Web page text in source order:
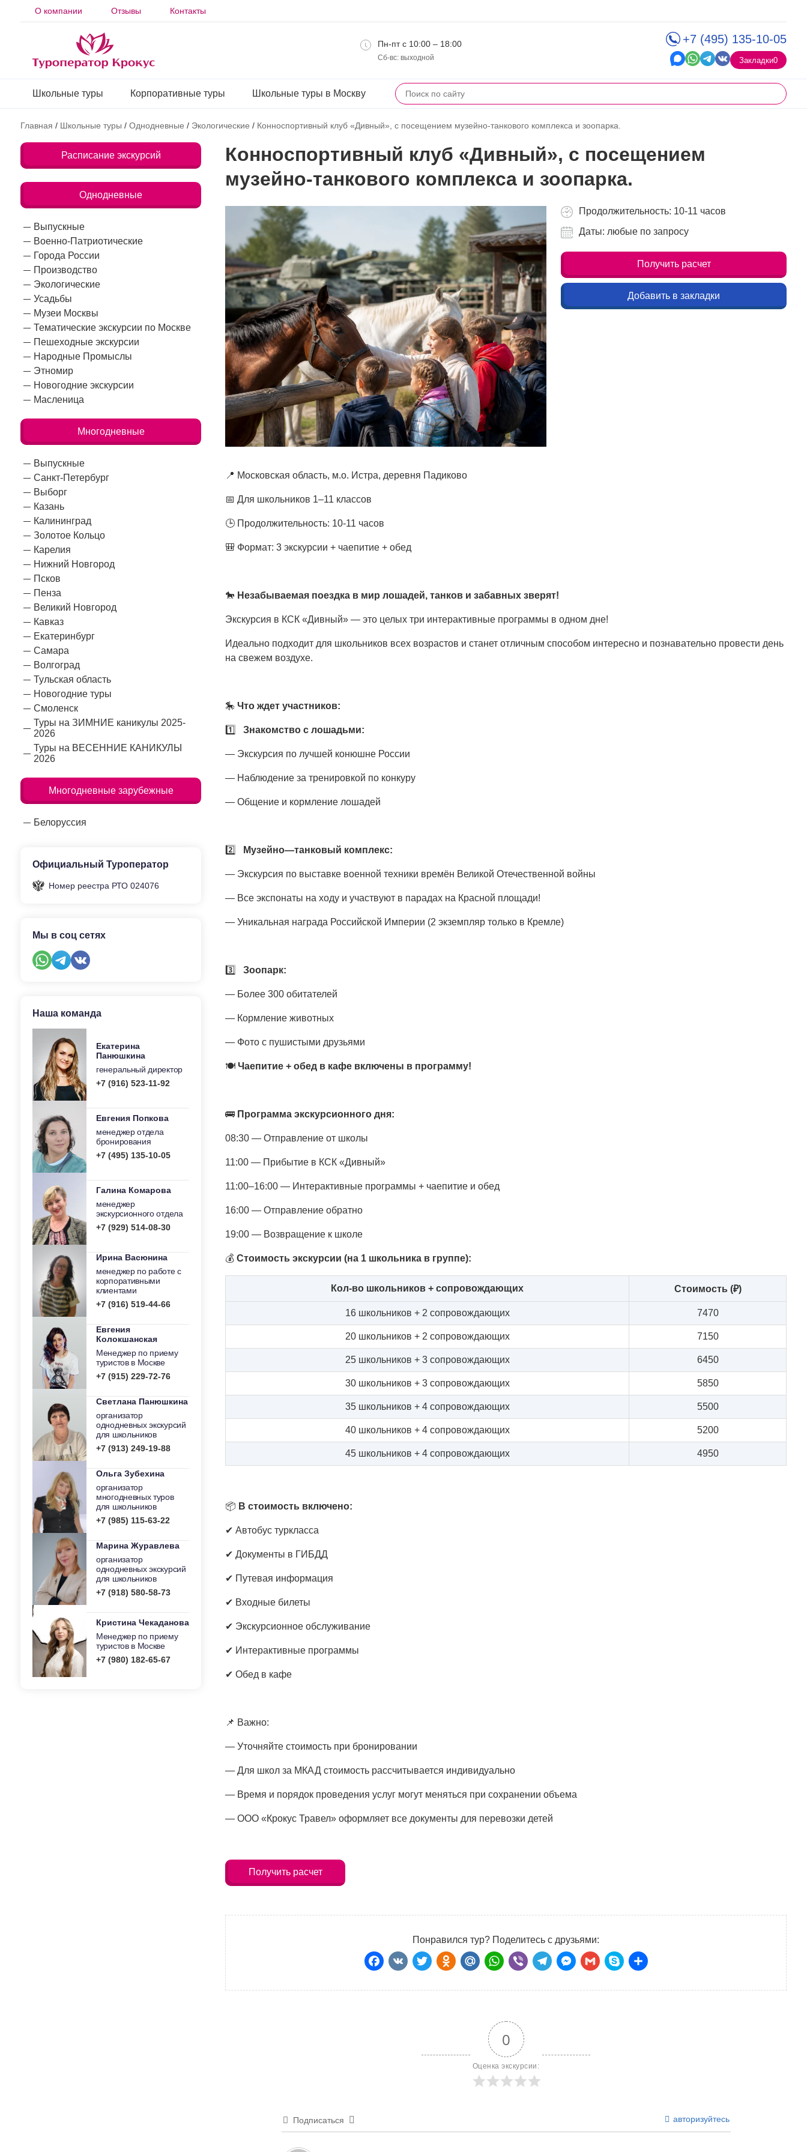
О компании Отзывы Контакты
Пн-пт с 10:00 – 18:00
Сб-вс: выходной
+7 (495) 135-10-05
Закладки0
Школьные туры Корпоративные туры Школьные туры в Москву
Главная / Школьные туры / Однодневные / Экологические / Конноспортивный клуб «Дивный», с посещением музейно-танкового комплекса и зоопарка.
Расписание экскурсий
Однодневные
Выпускные
Военно-Патриотические
Города России
Производство
Экологические
Усадьбы
Музеи Москвы
Тематические экскурсии по Москве
Пешеходные экскурсии
Народные Промыслы
Этномир
Новогодние экскурсии
Масленица
Многодневные
Выпускные
Санкт-Петербург
Выборг
Казань
Калининград
Золотое Кольцо
Карелия
Нижний Новгород
Псков
Пенза
Великий Новгород
Кавказ
Екатеринбург
Самара
Волгоград
Тульская область
Новогодние туры
Смоленск
Туры на ЗИМНИЕ каникулы 2025-
2026
Туры на ВЕСЕННИЕ КАНИКУЛЫ
2026
Многодневные зарубежные
Белоруссия
Официальный Туроператор
Номер реестра РТО 024076
Мы в соц сетях
Наша команда
Екатерина
Панюшкина
генеральный директор
+7 (916) 523-11-92
Евгения Попкова
менеджер отдела
бронирования
+7 (495) 135-10-05
Галина Комарова
менеджер
экскурсионного отдела
+7 (929) 514-08-30
Ирина Васюнина
менеджер по работе с
корпоративными
клиентами
+7 (916) 519-44-66
Евгения
Колокшанская
Менеджер по приему
туристов в Москве
+7 (915) 229-72-76
Светлана Панюшкина
организатор
однодневных экскурсий
для школьников
+7 (913) 249-19-88
Ольга Зубехина
организатор
многодневных туров
для школьников
+7 (985) 115-63-22
Марина Журавлева
организатор
однодневных экскурсий
для школьников
+7 (918) 580-58-73
Кристина Чекаданова
Менеджер по приему
туристов в Москве
+7 (980) 182-65-67
Конноспортивный клуб «Дивный», с посещением
музейно-танкового комплекса и зоопарка.
Продолжительность: 10-11 часов
Даты: любые по запросу
Получить расчет
Добавить в закладки
📍 Московская область, м.о. Истра, деревня Падиково
📅 Для школьников 1–11 классов
🕒 Продолжительность: 10-11 часов
🎒 Формат: 3 экскурсии + чаепитие + обед
🐎 Незабываемая поездка в мир лошадей, танков и забавных зверят!
Экскурсия в КСК «Дивный» — это целых три интерактивные программы в одном дне!
Идеально подходит для школьников всех возрастов и станет отличным способом интересно и познавательно провести день
на свежем воздухе.
🎠 Что ждет участников:
1️⃣ Знакомство с лошадьми:
— Экскурсия по лучшей конюшне России
— Наблюдение за тренировкой по конкуру
— Общение и кормление лошадей
2️⃣ Музейно—танковый комплекс:
— Экскурсия по выставке военной техники времён Великой Отечественной войны
— Все экспонаты на ходу и участвуют в парадах на Красной площади!
— Уникальная награда Российской Империи (2 экземпляр только в Кремле)
3️⃣ Зоопарк:
— Более 300 обитателей
— Кормление животных
— Фото с пушистыми друзьями
🍽 Чаепитие + обед в кафе включены в программу!
🚌 Программа экскурсионного дня:
08:30 — Отправление от школы
11:00 — Прибытие в КСК «Дивный»
11:00–16:00 — Интерактивные программы + чаепитие и обед
16:00 — Отправление обратно
19:00 — Возвращение к школе
💰 Стоимость экскурсии (на 1 школьника в группе):
Кол-во школьников + сопровождающих Стоимость (₽)
16 школьников + 2 сопровождающих 7470
20 школьников + 2 сопровождающих 7150
25 школьников + 3 сопровождающих 6450
30 школьников + 3 сопровождающих 5850
35 школьников + 4 сопровождающих 5500
40 школьников + 4 сопровождающих 5200
45 школьников + 4 сопровождающих 4950
📦 В стоимость включено:
✔ Автобус туркласса
✔ Документы в ГИБДД
✔ Путевая информация
✔ Входные билеты
✔ Экскурсионное обслуживание
✔ Интерактивные программы
✔ Обед в кафе
📌 Важно:
— Уточняйте стоимость при бронировании
— Для школ за МКАД стоимость рассчитывается индивидуально
— Время и порядок проведения услуг могут меняться при сохранении объема
— ООО «Крокус Травел» оформляет все документы для перевозки детей
Получить расчет
Понравился тур? Поделитесь с друзьями:
0
Оценка экскурсии:
Подписаться авторизуйтесь